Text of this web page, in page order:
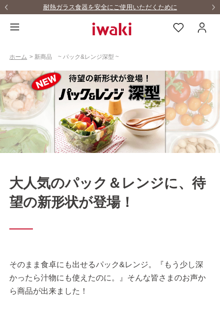
耐熱ガラス食器を安全にご使用いただくために
ホーム > 新商品 ~ パック&レンジ深型 ~
大人気のパック＆レンジに、待
望の新形状が登場！
そのまま食卓にも出せるパック&レンジ。『もう少し深
かったら汁物にも使えたのに。』そんな皆さまのお声か
ら商品が出来ました！